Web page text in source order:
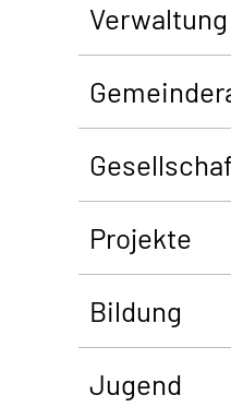
Verwaltung
Projekte
Bildung
Jugend